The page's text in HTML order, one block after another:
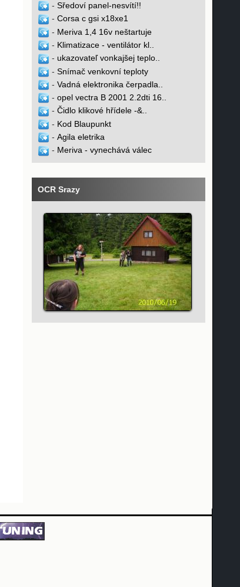
- Sředoví panel-nesvítí!!
- Corsa c gsi x18xe1
- Meriva 1,4 16v neštartuje
- Klimatizace - ventilátor kl..
- ukazovateľ vonkajšej teplo..
- Snímač venkovní teploty
- Vadná elektronika čerpadla..
- opel vectra B 2001 2.2dti 16..
- Čidlo klikové hřídele -&..
- Kod Blaupunkt
- Agila eletrika
- Meriva - vynechává válec
OCR Srazy